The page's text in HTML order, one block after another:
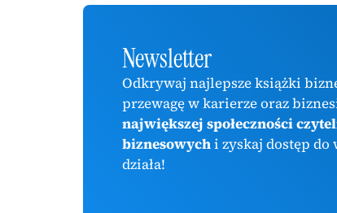
Newsletter
Odkrywaj najlepsze książki
przewagę w karierze oraz
największej społeczności
biznesowychi zyskaj dostęp do
działa!